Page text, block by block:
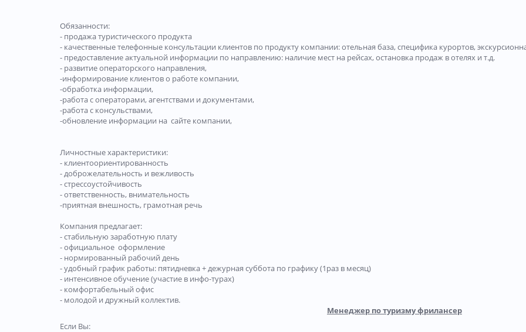
Обязанности:
- продажа туристического продукта
- качественные телефонные консультации клиентов по продукту компании: отельная база, специфика курортов,
- предоставление актуальной информации по направлению: наличие мест на рейсах, остановка продаж в отелях и т.д.
- развитие операторского направления,
-информирование клиентов о работе компании,
-обработка информации,
-работа с операторами, агентствами и документами,
-работа с консульствами,
-обновление информации на сайте компании,
Личностные характеристики:
- клиентоориентированность
- доброжелательность и вежливость
- стрессоустойчивость
- ответственность, внимательность
-приятная внешность, грамотная речь
Компания предлагает:
- стабильную заработную плату
- официальное оформление
- нормированный рабочий день
- удобный график работы: пятидневка + дежурная суббота по графику (1раз в месяц)
- интенсивное обучение (участие в инфо-турах)
- комфортабельный офис
- молодой и дружный коллектив.
Менеджер по туризму фрилансер
Если Вы: